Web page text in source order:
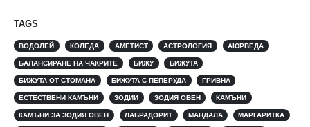
TAGS
ВОДОЛЕЙ КОЛЕДА АМЕТИСТ АСТРОЛОГИЯ АЮРВЕДА
БАЛАНСИРАНЕ НА ЧАКРИТЕ БИЖУ БИЖУТА
БИЖУТА ОТ СТОМАНА БИЖУТА С ПЕПЕРУДА ГРИВНА
ЕСТЕСТВЕНИ КАМЪНИ ЗОДИИ ЗОДИЯ ОВЕН КАМЪНИ
КАМЪНИ ЗА ЗОДИЯ ОВЕН ЛАБРАДОРИТ МАНДАЛА МАРГАРИТКА